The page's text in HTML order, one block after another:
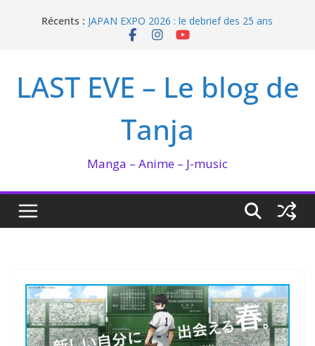
Récents : JAPAN EXPO 2026 : le debrief des 25 ans
Bilan lecture et visionnage de juillet 2026
Enomoto n’est pas un ange
LAST EVE – Le blog de
Tanja
Manga – Anime – J-music